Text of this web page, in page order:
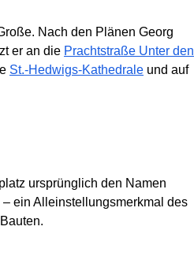
Nach den Plänen Georg
er an die Prachtstraße Unter den
St.-Hedwigs-Kathedrale und auf
ursprünglich den Namen
ein Alleinstellungsmerkmal des